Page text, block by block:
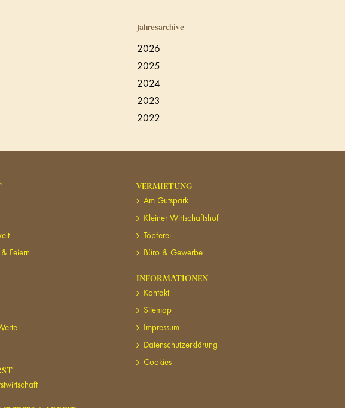
Jahresarchive
2026
2025
2024
2023
2022
Feiern
VERMIETUNG
Am Gutspark
Kleiner Wirtschaftshof
Töpferei
Büro & Gewerbe
INFORMATIONEN
Kontakt
Sitemap
Impressum
Datenschutzerklärung
Cookies